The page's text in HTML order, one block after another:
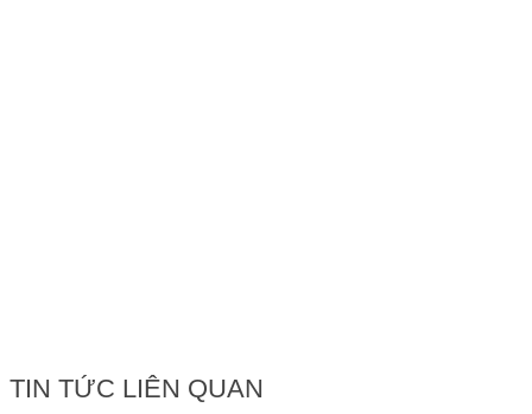
TIN TỨC LIÊN QUAN